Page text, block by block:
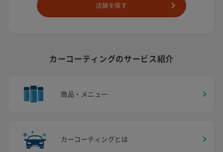
店舗を探す
カーコーティングのサービス紹介
商品・メニュー
カーコーティングとは